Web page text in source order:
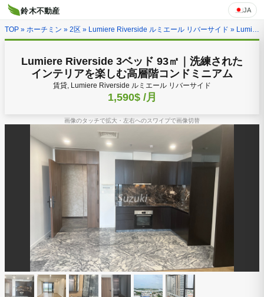
TOP » ホーチミン » 2区 » Lumiere Riverside ルミエール リバーサイド » Lumiere Riverside 3ベッド 93㎡｜洗練されたインテリアを楽しむ高層階コンドミニアム
Lumiere Riverside 3ベッド 93㎡｜洗練された
インテリアを楽しむ高層階コンドミニアム
賃貸, Lumiere Riverside ルミエール リバーサイド
1,590$ /月
画像のタッチで拡大・左右へのスワイプで画像切替
鈴木不動産 JA